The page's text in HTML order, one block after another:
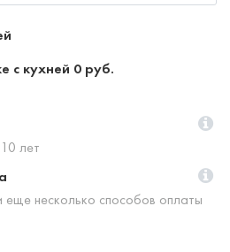
с кухней 0 руб.
лет
еще несколько способов оплаты